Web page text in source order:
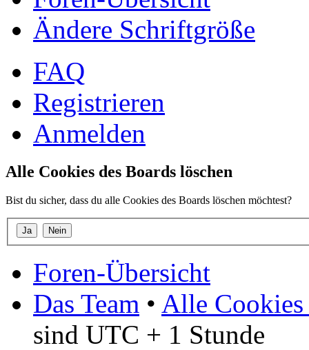
Ändere Schriftgröße
FAQ
Registrieren
Anmelden
Alle Cookies des Boards löschen
Bist du sicher, dass du alle Cookies des Boards löschen möchtest?
Foren-Übersicht
Das Team • Alle Cookies
sind UTC + 1 Stunde